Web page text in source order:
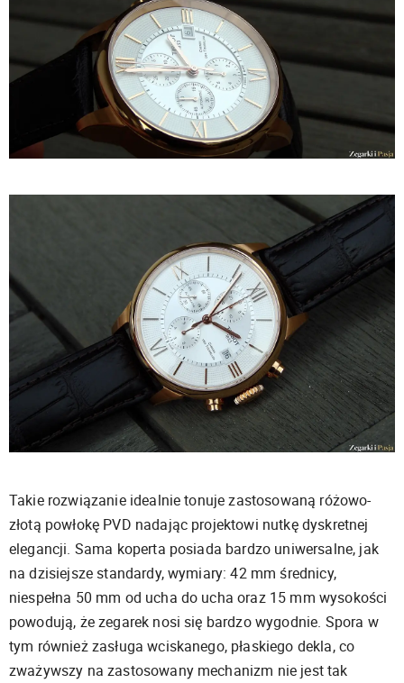
Takie rozwiązanie idealnie tonuje zastosowaną różowo-
złotą powłokę PVD nadając projektowi nutkę dyskretnej
elegancji. Sama koperta posiada bardzo uniwersalne, jak
na dzisiejsze standardy, wymiary: 42 mm średnicy,
niespełna 50 mm od ucha do ucha oraz 15 mm wysokości
powodują, że zegarek nosi się bardzo wygodnie. Spora w
tym również zasługa wciskanego, płaskiego dekla, co
zważywszy na zastosowany mechanizm nie jest tak